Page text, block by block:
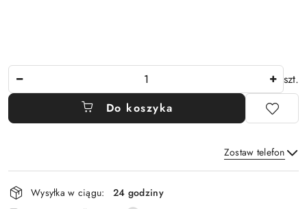
szt.
Do koszyka
Zostaw telefon
Dostępność
i
Wysyłka w ciągu:
24 godziny